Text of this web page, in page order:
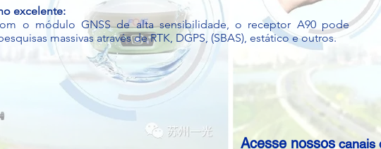
Acesse nossoscanais
excelente:
o módulo GNSS de alta sensibilidade, o receptor A90 pode
massivas através de RTK, DGPS, (SBAS), estático e outros.